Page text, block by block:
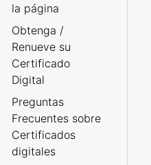
la página
Obtenga /
Renueve su
Certificado
Digital
Preguntas
Frecuentes sobre
Certificados
digitales